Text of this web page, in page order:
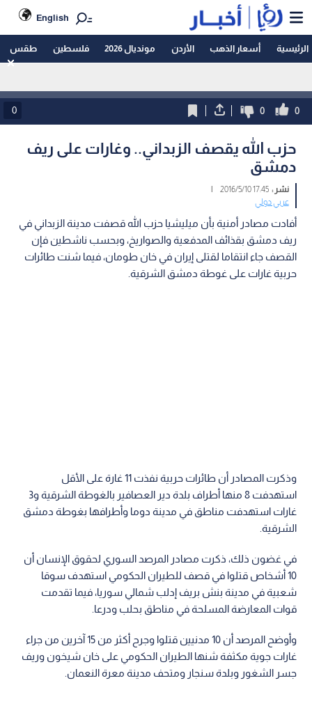
English
الرئيسية أسعار الذهب الأردن مونديال 2026 فلسطين طقس
0 0
0
حزب الله يقصف الزبداني.. وغارات على ريف
دمشق
نشر :17:45 2016/5/10
|
عربي دولي
أفادت مصادر أمنية بأن ميليشيا حزب الله قصفت مدينة الزبداني في
ريف دمشق بقذائف المدفعية والصواريخ، وبحسب ناشطين فإن
القصف جاء انتقاما لقتلى إيران في خان طومان، فيما شنت طائرات
حربية غارات على غوطة دمشق الشرقية.
وذكرت المصادر أن طائرات حربية نفذت 11 غارة على الأقل
استهدفت 8 منها أطراف بلدة دير العصافير بالغوطة الشرقية و3
غارات استهدفت مناطق في مدينة دوما وأطرافها بغوطة دمشق
الشرقية.
في غضون ذلك، ذكرت مصادر المرصد السوري لحقوق الإنسان أن
10 أشخاص قتلوا في قصف للطيران الحكومي استهدف سوقا
شعبية في مدينة بنش بريف إدلب شمالي سوريا، فيما تقدمت
قوات المعارضة المسلحة في مناطق بحلب ودرعا.
وأوضح المرصد أن 10 مدنيين قتلوا وجرح أكثر من 15 آخرين من جراء
غارات جوية مكثفة شنها الطيران الحكومي على خان شيخون وريف
جسر الشغور وبلدة سنجار ومتحف مدينة معرة النعمان.